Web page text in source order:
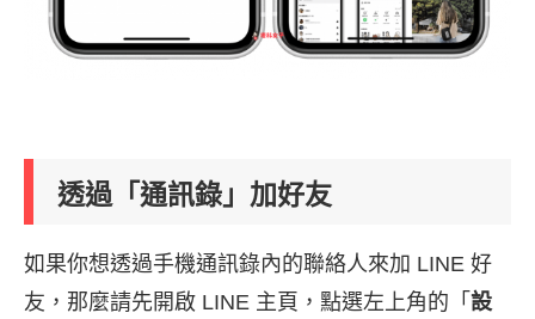
透過「通訊錄」加好友
如果你想透過手機通訊錄內的聯絡人來加 LINE 好
友，那麼請先開啟 LINE 主頁，點選左上角的「 設